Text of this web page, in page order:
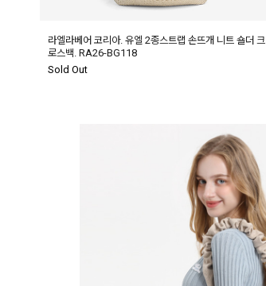
라엘라베어 코리아. 유엘 2종스트랩 손뜨개 니트 숄더 크
로스백. RA26-BG118
Sold Out